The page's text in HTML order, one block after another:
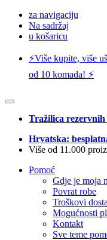
za navigaciju
Na sadržaj
u košaricu
⚡️Više kupite, više
od 10 komada! ⚡️
Tražilica rezervnih
Hrvatska:
Više od 11.000
Pomoć
Gdje je moja
Povrat robe
Troškovi
Mogućnosti
Kontakt
Sve teme